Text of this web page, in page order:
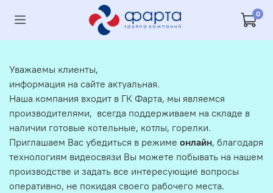
0
Уважаемы клиенты,
информация на сайте актуальная.
Наша компания входит в ГК Фарта, мы являемся
производителями, всегда поддерживаем на складе в
наличии готовые котельные, котлы, горелки.
Приглашаем Вас убедиться в режиме онлайн, благодаря
технологиям видеосвязи Вы можете побывать на нашем
производстве и задать все интересующие вопросы
оперативно, не покидая своего рабочего места.